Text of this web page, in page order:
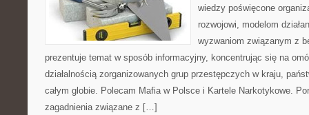
wiedzy poświęcone
rozwojowi, modelom
wyzwaniom związanym z
prezentuje temat w sposób informacyjny, koncentrując się na
działalnością zorganizowanych grup przestępczych w kraju,
całym globie. Polecam Mafia w Polsce i Kartele Narkotykowe.
zagadnienia związane z […]